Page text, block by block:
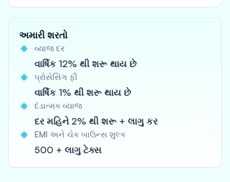
અમારી શરતો
વ્યાજ દર
વાર્ષિક 12% થી શરૂ થાય છે
પ્રોસેસિંગ ફી
વાર્ષિક 1% થી શરૂ થાય છે
દંડાત્મક વ્યાજ
દર મહિને 2% થી શરૂ + લાગુ કર
EMI અને ચેક બાઉન્સ શુલ્ક
500 + લાગુ ટેક્સ